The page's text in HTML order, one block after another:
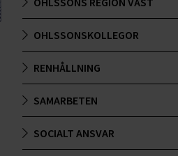
OHLSSONSKOLLEGOR
RENHÅLLNING
SAMARBETEN
SOCIALT ANSVAR